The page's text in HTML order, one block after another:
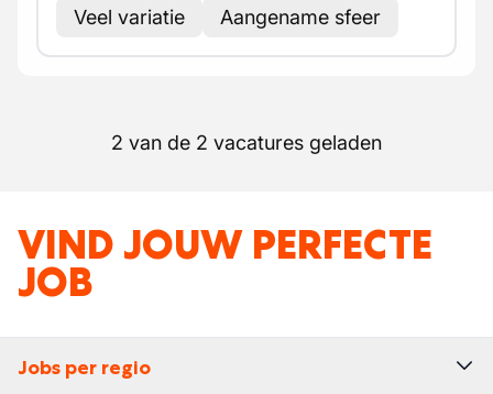
Veel variatie
Aangename sfeer
2 van de 2 vacatures geladen
VIND JOUW PERFECTE
JOB
Jobs per regio